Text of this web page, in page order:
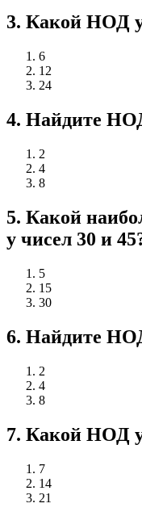
3. Какой НОД у
6
12
24
4. Найдите
2
4
8
5. Какой
у чисел 30 и
5
15
30
6. Найдите
2
4
8
7. Какой НОД у
7
14
21